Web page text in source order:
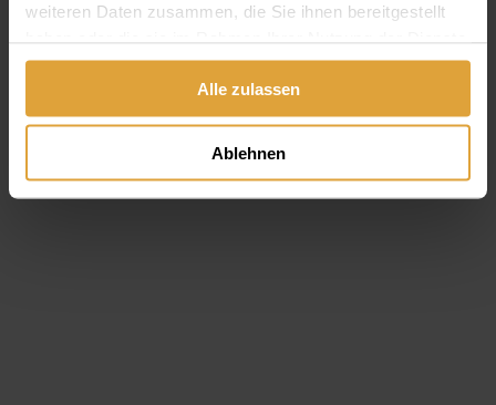
weiteren Daten zusammen, die Sie ihnen bereitgestellt
haben oder die sie im Rahmen Ihrer Nutzung der Dienste
gesammelt haben.
Alle zulassen
Ablehnen